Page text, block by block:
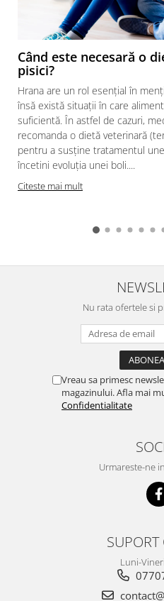
Când este necesară o
pisici?
Hrana are un rol esențial în
însă există situații în care
suficientă. În astfel de cazuri,
recomanda o dietă veterinară
pentru a susține tratamentul
încetini evoluția unei boli....
Citeste mai mult
Nu rata ofertele si
Vreau sa primesc
magazinului. Afla mai
Confidentialitate
Urmareste-ne
SUPORT
Luni-